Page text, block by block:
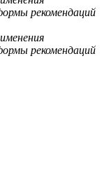
рекомендаций
рекомендаций